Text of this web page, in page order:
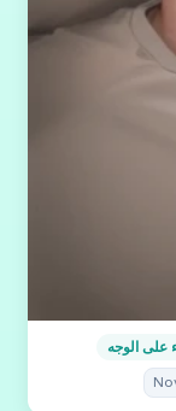
على الوجه